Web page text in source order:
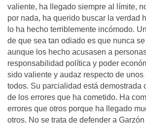
valiente, ha llegado siempre al límite,
por nada, ha querido buscar la verdad
lo ha hecho terriblemente incómodo.
de que sea tan odiado es que nunca
aunque los hecho acusasen a
responsabilidad política y poder
sido valiente y audaz respecto de
todos. Su parcialidad está demostrada
de los errores que ha cometido. Ha
errores que otros porque ha llegado
otros. No se trata de defender a